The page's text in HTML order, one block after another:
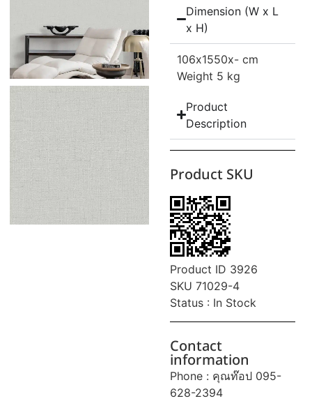
Dimension (W x L
x H)
106x1550x- cm
Weight 5 kg
Product
Description
Product SKU
Product ID 3926
SKU 71029-4
Status : In Stock
Contact
information
Phone : คุณท๊อป 095-
628-2394